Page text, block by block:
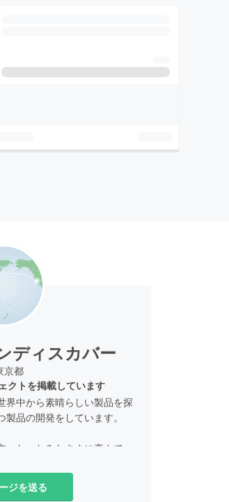
ディスカバー
京都
クトを掲載しています
界中から素晴らしい製品を探
品の開発をしています。
た、とみなさまに喜んでい
ジを送る